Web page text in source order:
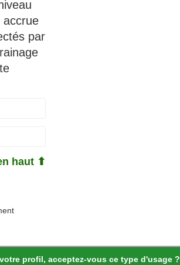
profil, acceptez-vous ce type d'usage ?
accrue
par
haut ⬆